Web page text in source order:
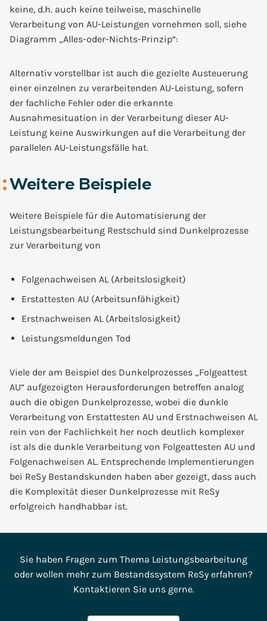
keine, d.h. auch keine teilweise, maschinelle
Verarbeitung von AU-Leistungen vornehmen soll, siehe
Diagramm „Alles-oder-Nichts-Prinzip“:
Alternativ vorstellbar ist auch die gezielte Austeuerung
einer einzelnen zu verarbeitenden AU-Leistung, sofern
der fachliche Fehler oder die erkannte
Ausnahmesituation in der Verarbeitung dieser AU-
Leistung keine Auswirkungen auf die Verarbeitung der
parallelen AU-Leistungsfälle hat.
Weitere Beispiele
Weitere Beispiele für die Automatisierung der
Leistungsbearbeitung Restschuld sind Dunkelprozesse
zur Verarbeitung von
Folgenachweisen AL (Arbeitslosigkeit)
Erstattesten AU (Arbeitsunfähigkeit)
Erstnachweisen AL (Arbeitslosigkeit)
Leistungsmeldungen Tod
Viele der am Beispiel des Dunkelprozesses „Folgeattest
AU“ aufgezeigten Herausforderungen betreffen analog
auch die obigen Dunkelprozesse, wobei die dunkle
Verarbeitung von Erstattesten AU und Erstnachweisen AL
rein von der Fachlichkeit her noch deutlich komplexer
ist als die dunkle Verarbeitung von Folgeattesten AU und
Folgenachweisen AL. Entsprechende Implementierungen
bei ReSy Bestandskunden haben aber gezeigt, dass auch
die Komplexität dieser Dunkelprozesse mit ReSy
erfolgreich handhabbar ist.
Sie haben Fragen zum Thema Leistungsbearbeitung
oder wollen mehr zum Bestandssystem ReSy erfahren?
Kontaktieren Sie uns gerne.